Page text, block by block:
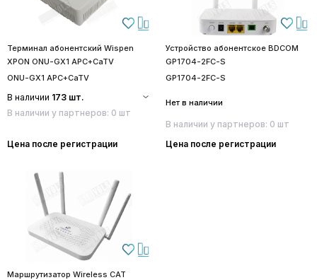
Терминал абонентский Wispen
XPON ONU-GX1 APC+CaTV
ONU-GX1 APC+CaTV
В наличии 173 шт.
В наличии у партнеров: 0 шт
Цена после регистрации
Устройство абонентское BDCOM
GP1704-2FC-S
GP1704-2FC-S
Нет в наличии
В наличии у партнеров: 0 шт
Цена после регистрации
Маршрутизатор Wireless CAT